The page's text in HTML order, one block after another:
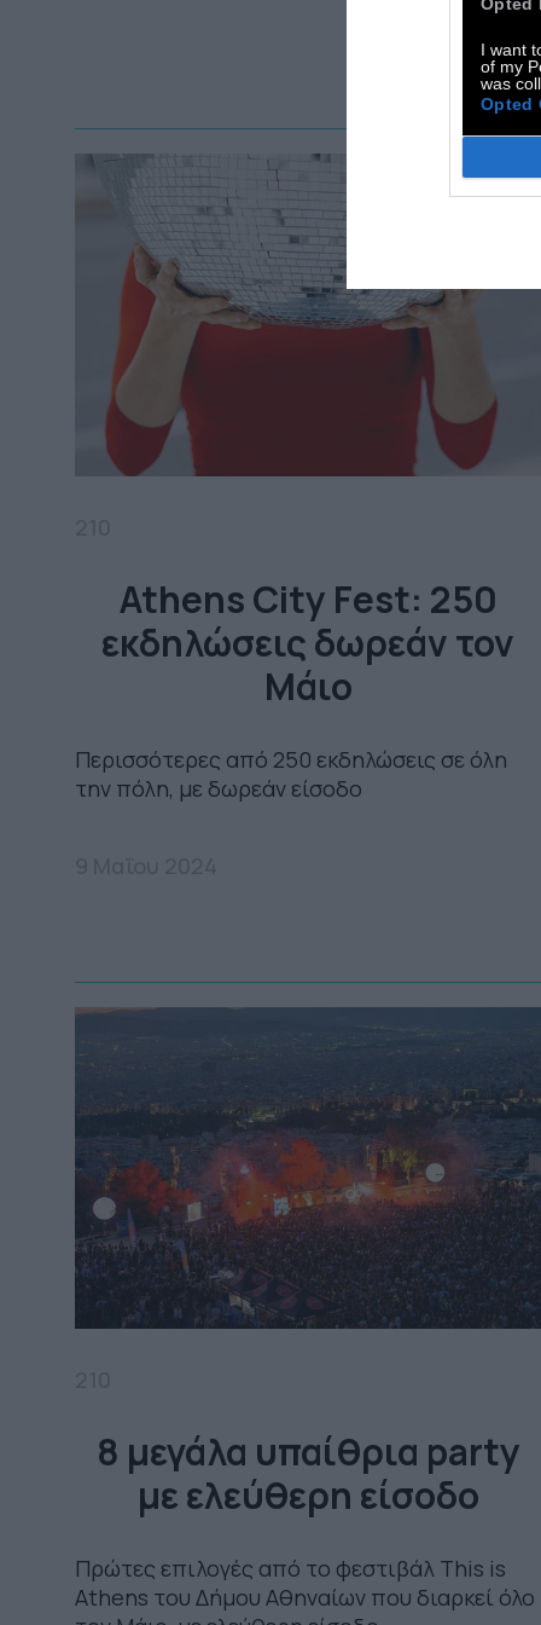
I want
of my
was
Opted
Athens City Fest: 250
εκδηλώσεις δωρεάν τον
Μάιο
Περισσότερες από 250 εκδηλώσεις σε όλη
την πόλη, με δωρεάν είσοδο
8 μεγάλα υπαίθρια party
με ελεύθερη είσοδο
Πρώτες επιλογές από το φεστιβάλ This is
Athens του Δήμου Αθηναίων που διαρκεί όλο